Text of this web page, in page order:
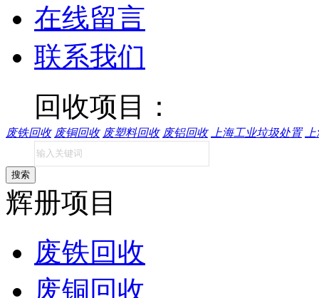
在线留言
联系我们
回收项目：
废铁回收 废铜回收 废塑料回收 废铝回收 上海工业垃圾处置
搜索
辉册项目
废铁回收
废铜回收